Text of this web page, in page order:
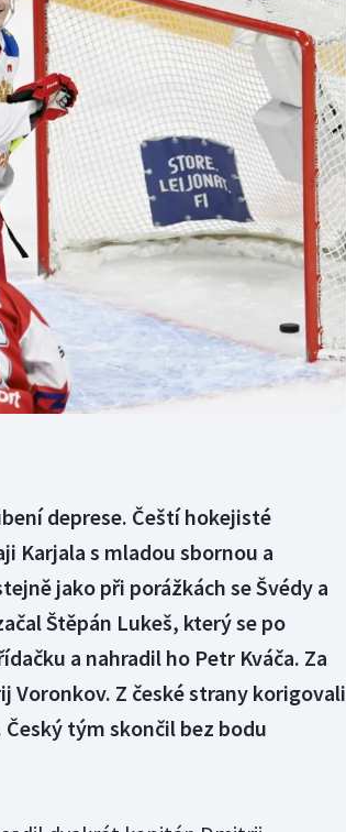
pětiboj
hry
volejbal
Triatlon
Veslování
Vodní slalom
Volejbal
Ostatní
deprese. Čeští hokejisté
Karjala s mladou sbornou a
jako při porážkách se Švédy a
Štěpán Lukeš, který se po
a nahradil ho Petr Kváča. Za
Voronkov. Z české strany korigovali
tým skončil bez bodu